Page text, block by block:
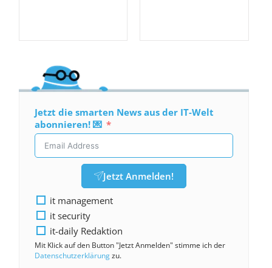
Jetzt die smarten News aus der IT-Welt
abonnieren! 💌
Jetzt Anmelden!
it management
it security
it-daily Redaktion
Mit Klick auf den Button "Jetzt Anmelden" stimme ich der
Datenschutzerklärungzu.